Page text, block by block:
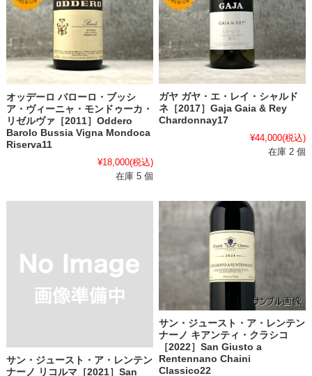
オッデーロ バローロ・ブッシ
ア・ヴィーニャ・モンドゥーカ・
リゼルヴァ［2011］Oddero
Barolo Bussia Vigna Mondoca
Riserva11
¥18,000(税込)
在庫 5 個
ガヤ ガヤ・エ・レイ・シャルド
ネ［2017］Gaja Gaia & Rey
Chardonnay17
¥44,000(税込)
在庫 2 個
サン・ジュースト・ア・レンテン
ナーノ リコルマ［2021］San
サン・ジュースト・ア・レンテン
ナーノ キアンティ・クラシコ
［2022］San Giusto a
Rentennano Chaini
Classico22